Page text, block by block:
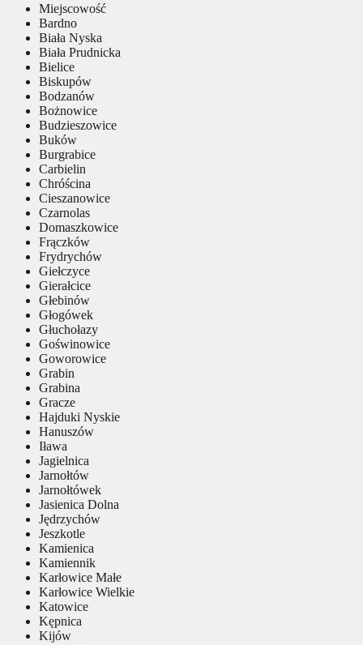
Miejscowość
Bardno
Biała Nyska
Biała Prudnicka
Bielice
Biskupów
Bodzanów
Bożnowice
Budzieszowice
Buków
Burgrabice
Carbielin
Chróścina
Cieszanowice
Czarnolas
Domaszkowice
Frączków
Frydrychów
Giełczyce
Gierałcice
Głebinów
Głogówek
Głuchołazy
Goświnowice
Goworowice
Grabin
Grabina
Gracze
Hajduki Nyskie
Hanuszów
Iława
Jagielnica
Jarnołtów
Jarnołtówek
Jasienica Dolna
Jędrzychów
Jeszkotle
Kamienica
Kamiennik
Karłowice Małe
Karłowice Wielkie
Katowice
Kępnica
Kijów